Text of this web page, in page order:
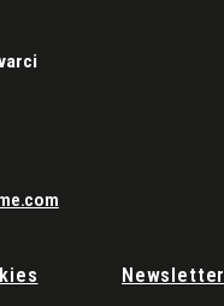
Newsletter